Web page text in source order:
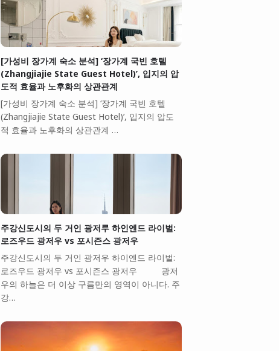
[가성비 장가계 숙소 분석] ‘장가계 국빈 호텔
(Zhangjiajie State Guest Hotel)’, 입지의 압
도적 효율과 노후화의 상관관계
[가성비 장가계 숙소 분석] ‘장가계 국빈 호텔
(Zhangjiajie State Guest Hotel)’, 입지의 압도
적 효율과 노후화의 상관관계 …
주강신도시의 두 거인 광저루 하인엔드 라이벌:
로즈우드 광저우 vs 포시즌스 광저우
주강신도시의 두 거인 광저우 하이엔드 라이벌:
로즈우드 광저우 vs 포시즌스 광저우 광저
우의 하늘은 더 이상 구름만의 영역이 아니다. 주
강…